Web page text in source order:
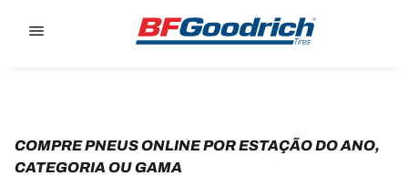
COMPRE PNEUS ONLINE POR ESTAÇÃO DO ANO,
CATEGORIA OU GAMA